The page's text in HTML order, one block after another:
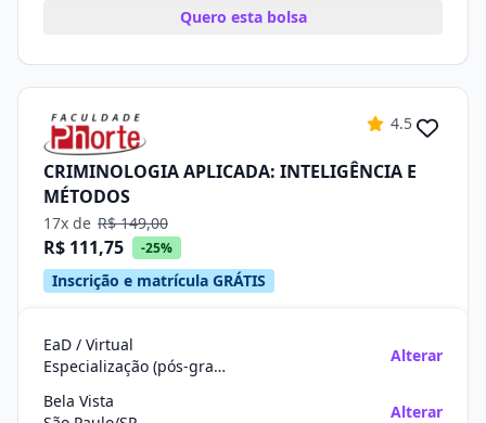
Quero esta bolsa
4.5
CRIMINOLOGIA APLICADA: INTELIGÊNCIA E
MÉTODOS
17x de R$ 149,00
R$ 111,75 -25%
Inscrição e matrícula GRÁTIS
EaD / Virtual
Especialização (pós-graduação)
Alterar
Bela Vista
Alterar